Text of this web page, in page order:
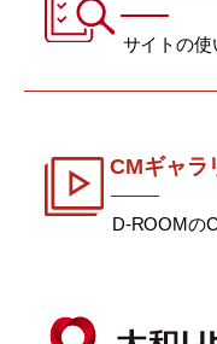
サイトの使
CMギャラ
D-ROOMの